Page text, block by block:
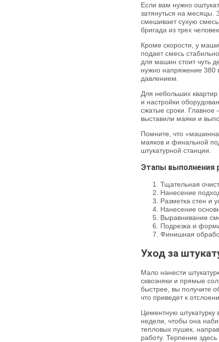
Если вам нужно
затянуться на
смешивает сухую
бригада из трех
Кроме скорости, у
подает смесь
для машин стоит чуть
нужно напряжение 380
давлением.
Для небольших квартир
и настройки
сжатые сроки. Главное
выставили маяки и
Помните, что
маяков и финальной
штукатурной станции.
Этапы выполнения
Тщательная
Нанесение
Разметка стен и
Нанесение
Выравнивание
Подрезка и
Финишная
Уход за
Мало нанести
сквозняки и прямые
быстрее, вы получите
что приведет к
Цементную штукатурку
недели, чтобы она
тепловых пушек,
работу. Терпение